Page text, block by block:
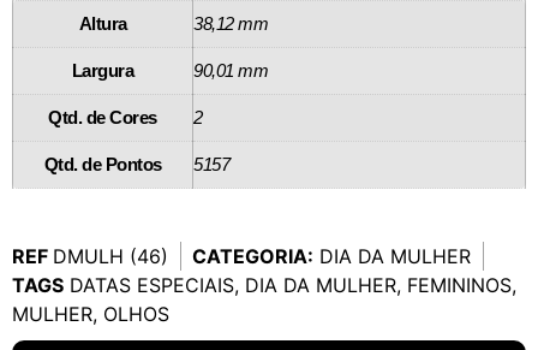
Altura 38,12 mm
Largura 90,01 mm
Qtd. de Cores 2
Qtd. de Pontos 5157
REF DMULH (46) CATEGORIA: DIA DA MULHER
TAGS DATAS ESPECIAIS, DIA DA MULHER, FEMININOS,
MULHER, OLHOS